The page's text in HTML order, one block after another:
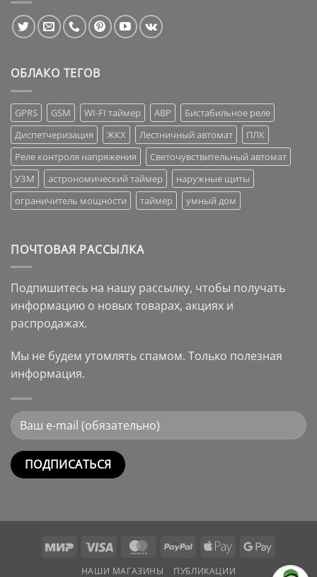
ОБЛАКО ТЕГОВ
GPRS GSM WI-FI таймер АВР
Бистабильное реле
Диспетчеризация
ЖКХ Лестничный автомат
ПЛК
Реле контроля напряжения
Светочувствительный автомат
УЗМ
астрономический таймер
наружные щиты
ограничитель мощности
таймер умный дом
ПОЧТОВАЯ РАССЫЛКА
Подпишитесь на нашу рассылку, чтобы получать
информацию о новых товарах, акциях и
распродажах.
Мы не будем утомлять спамом. Только полезная
информация.
Mir Visa MasterCardPayPal
Apple
Google
НАШИ МАГАЗИНЫ ПУБЛИКАЦИИ